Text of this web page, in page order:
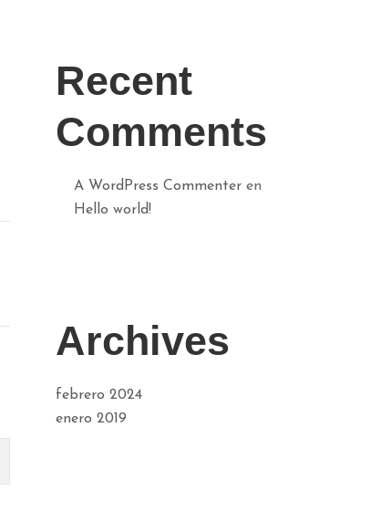
Recent
Comments
A WordPress Commenter en
Hello world!
Archives
febrero 2024
enero 2019